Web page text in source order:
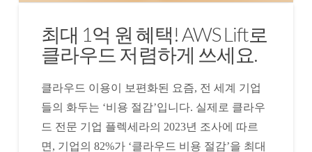
최대 1억 원 혜택! AWS Lift로
클라우드 저렴하게 쓰세요.
클라우드 이용이 보편화된 요즘, 전 세계 기업
들의 화두는 ‘비용 절감’입니다. 실제로 클라우
드 전문 기업 플렉세라의 2023년 조사에 따르
면, 기업의 82%가 ‘클라우드 비용 절감’을 최대